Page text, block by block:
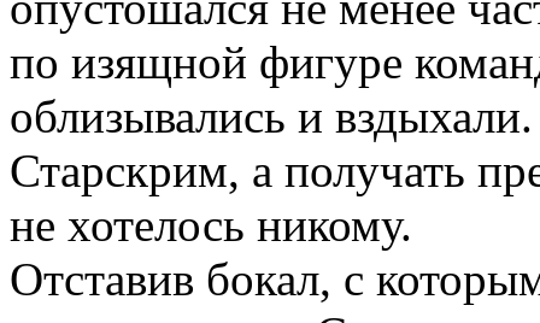
по изящной фигуре
облизывались и
Старскрим, а получать
не хотелось никому.
Отставив бокал, с